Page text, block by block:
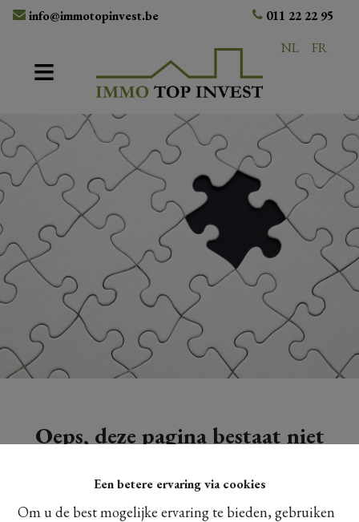
Een betere ervaring via cookies
Om u de best mogelijke ervaring te bieden, gebruiken
info@immotopinvest.be
011 22 22 95
NL
FR
Oeps, deze pagina bestaat niet